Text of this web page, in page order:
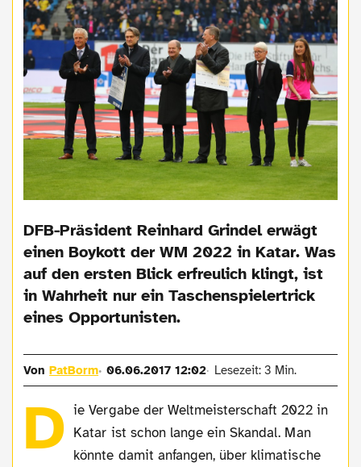
DFB-Präsident Reinhard Grindel erwägt
einen Boykott der WM 2022 in Katar. Was
auf den ersten Blick erfreulich klingt, ist
in Wahrheit nur ein Taschenspielertrick
eines Opportunisten.
VonPatBorm 06.06.2017 12:02 Lesezeit: 3 Min.
D ie Vergabe der Weltmeisterschaft 2022 in
Katar ist schon lange ein Skandal. Man
könnte damit anfangen, über klimatische